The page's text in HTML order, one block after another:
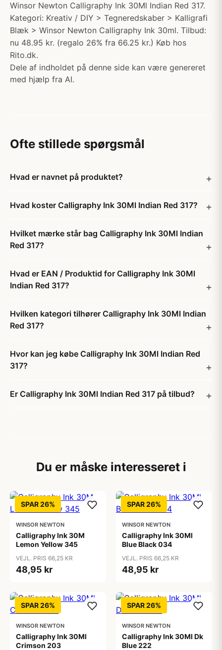
Winsor Newton Calligraphy Ink 30Ml Indian Red 317.
Kategori: Kreativ / DIY > Tegneredskaber > Kalligrafi
Blæk > Winsor Newton Calligraphy Ink 30ml. Tilbud:
nu 48.95 kr. (regalo 26% fra 66.25 kr.) Køb hos
Rito.dk.
Dele af indholdet på denne side kan være genereret
med hjælp fra AI.
Ofte stillede spørgsmål
Hvad er navnet på produktet?
Hvad koster Calligraphy Ink 30Ml Indian Red 317?
Hvilket mærke står bag Calligraphy Ink 30Ml Indian
Red 317?
Hvad er EAN / Produktid for Calligraphy Ink 30Ml
Indian Red 317?
Hvilken kategori tilhører Calligraphy Ink 30Ml Indian
Red 317?
Hvor kan jeg købe Calligraphy Ink 30Ml Indian Red
317?
Er Calligraphy Ink 30Ml Indian Red 317 på tilbud?
Du er måske interesseret i
SPAR 26%
WINSOR NEWTON
Calligraphy Ink 30M
Lemon Yellow 345
VEJL. PRIS 66,25 KR
48,95 kr
SPAR 26%
WINSOR NEWTON
Calligraphy Ink 30Ml
Blue Black 034
VEJL. PRIS 66,25 KR
48,95 kr
SPAR 26%
WINSOR NEWTON
Calligraphy Ink 30Ml
Crimson 203
SPAR 26%
WINSOR NEWTON
Calligraphy Ink 30Ml Dk
Blue 222